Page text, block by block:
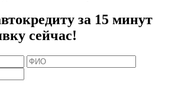
за 15 минут
сейчас!